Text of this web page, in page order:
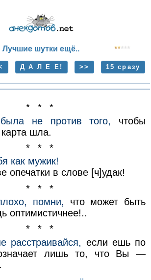
Лучшие шутки ещё..
Д А Л Е Е! >> 15 сразу
* * *
не против того,
чтобы
карта шла.
* * *
как мужик!
опечатки в слове [ч]удак!
* * *
помни, что может быть
оптимистичнее!..
* * *
расстраивайся, если ешь по
лишь то, что Вы —